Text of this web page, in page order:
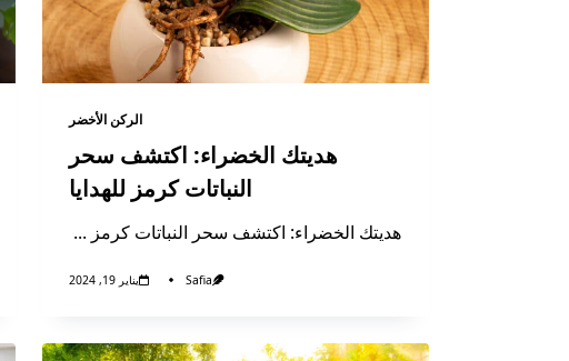
الركن الأخضر
هديتك الخضراء: اكتشف سحر
النباتات كرمز للهدايا
هديتك الخضراء: اكتشف سحر النباتات كرمز ...
Safia يناير 19, 2024